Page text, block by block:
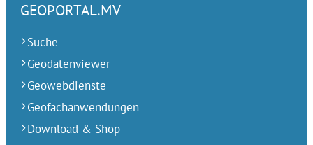
GEOPORTAL.MV
Suche
Geodatenviewer
Geowebdienste
Geofachanwendungen
Download & Shop